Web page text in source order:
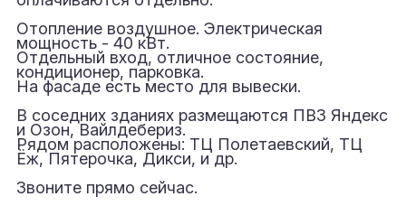
Отопление воздушное. Электрическая
мощность - 40 кВт.
Отдельный вход, отличное состояние,
кондиционер, парковка.
На фасаде есть место для вывески.
В соседних зданиях размещаются ПВЗ Яндекс
и Озон, Вайлдебериз.
Рядом расположены: ТЦ Полетаевский, ТЦ
Ёж, Пятерочка, Дикси, и др.
Звоните прямо сейчас.